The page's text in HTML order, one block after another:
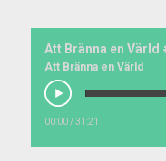
Att Bränna en Värld
00:00/31:21